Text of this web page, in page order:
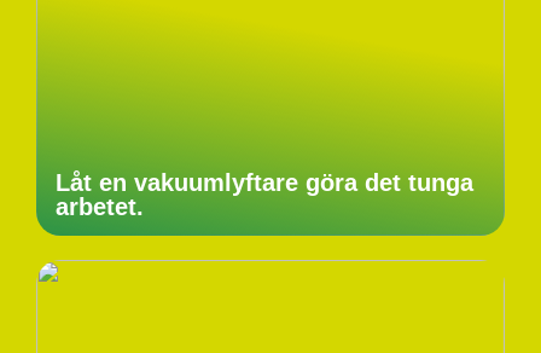
Låt en vakuumlyftare göra det tunga
arbetet.